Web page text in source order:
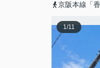
京阪本線「
1/11